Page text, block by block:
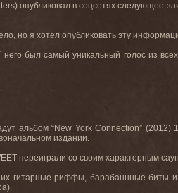
) опубликовал в соцсетях следующее
но я хотел опубликовать эту
был самый уникальный голос из
альбом “New York Connection” (2012)
издании.
переиграли со своим характерным
гитарные риффы, барабаннные биты